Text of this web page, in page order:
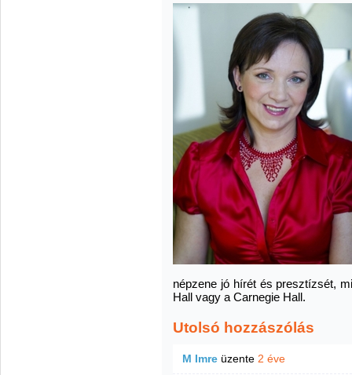
népzene jó hírét és presztízsét,
Hall vagy a Carnegie Hall.
Utolsó hozzászólás
M Imre üzente 2 éve